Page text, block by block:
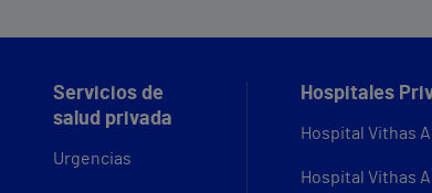
Servicios de
salud privada
Urgencias
Hospitales
Hospital Vithas
Hospital Vithas